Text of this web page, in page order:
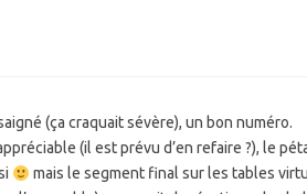
(ça craquait sévère), un bon numéro.
(il est prévu d’en refaire ?), le
mais le segment final sur les tables